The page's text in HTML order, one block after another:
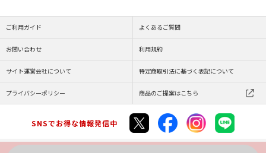
ご利用ガイド よくあるご質問
お問い合わせ 利用規約
サイト運営会社について 特定商取引法に基づく表記について
プライバシーポリシー 商品のご提案はこちら
SNSでお得な情報発信中